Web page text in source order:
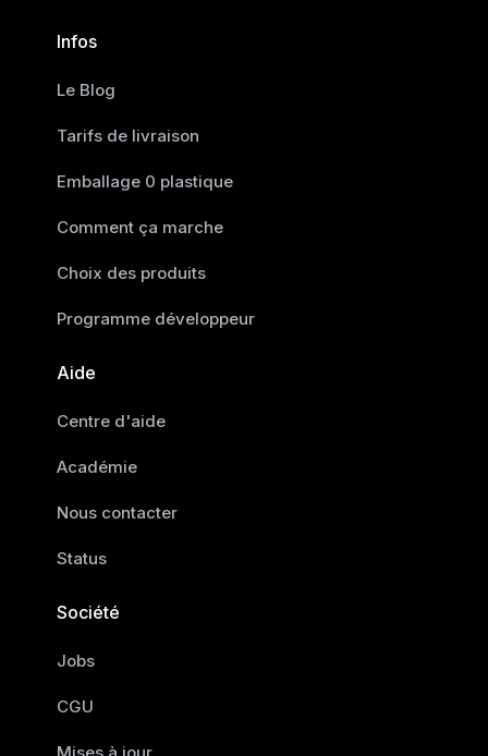
Infos
Le Blog
Tarifs de livraison
Emballage 0 plastique
Comment ça marche
Choix des produits
Programme développeur
Aide
Centre d'aide
Académie
Nous contacter
Status
Société
Jobs
CGU